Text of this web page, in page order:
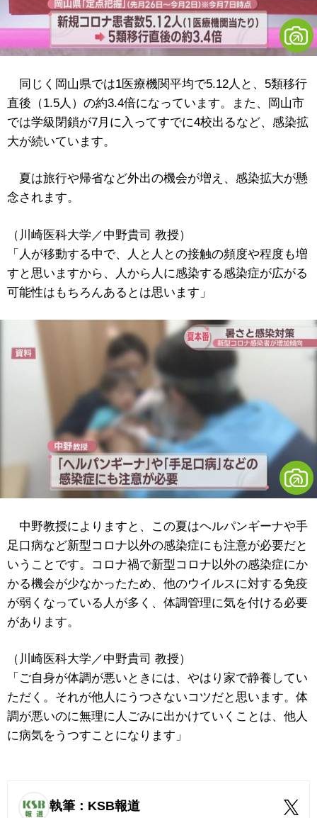
同じく岡山県では1医療機関平均で5.12人と、5類移行
直後（1.5人）の約3.4倍になっています。また、岡山市
では学級閉鎖が7月に入ってすでに4校出るなど、感染拡
大が続いています。
夏は旅行や帰省など外出の機会が増え、感染拡大が懸
念されます。
（川崎医科大学／中野貴司 教授）
「人が移動する中で、人と人との接触の頻度や程度も増
すと思いますから、人から人に感染する感染症が広がる
可能性はもちろんあるとは思います」
中野教授によりますと、この夏はヘルパンギーナや手
足口病など新型コロナ以外の感染症にも注意が必要だと
いうことです。コロナ禍で新型コロナ以外の感染症にか
かる機会が少なかったため、他のウイルスに対する免疫
が弱くなっている人が多く、体調管理に気を付ける必要
があります。
（川崎医科大学／中野貴司 教授）
「ご自身が体調が悪いときには、やはり家で静養してい
ただく。それが他人にうつさないコツだと思います。体
調が悪いのに無理に人ごみに出かけていくことは、他人
に病気をうつすことになります」
執筆：KSB報道